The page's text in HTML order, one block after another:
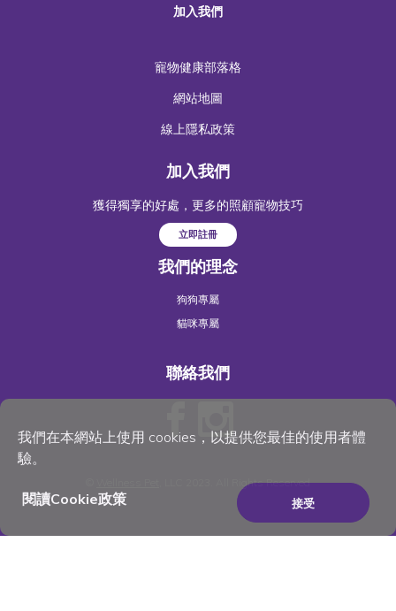
我們在本網站上使用 cookies，以提供您最佳的使用者體
驗。
閱讀Cookie政策 接受
加入我們
寵物健康部落格
網站地圖
線上隱私政策
加入我們
獲得獨享的好處，更多的照顧寵物技巧
立即註冊
我們的理念
狗狗專屬
貓咪專屬
聯絡我們
, LLC 2023. All Rights Reserved